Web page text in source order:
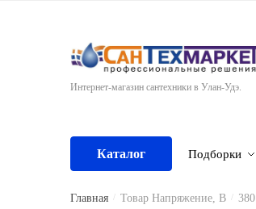
Интернет-магазин сантехники в Улан-Удэ.
Каталог Подборки
Главная Товар Напряжение, В 380